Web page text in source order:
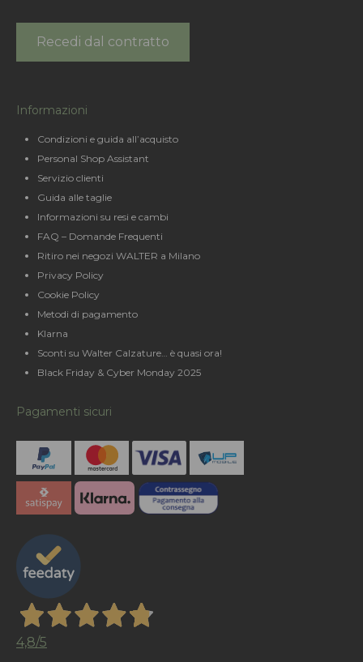
Recedi dal contratto
Informazioni
Condizioni e guida all’acquisto
Personal Shop Assistant
Servizio clienti
Guida alle taglie
Informazioni su resi e cambi
FAQ – Domande Frequenti
Ritiro nei negozi WALTER a Milano
Privacy Policy
Cookie Policy
Metodi di pagamento
Klarna
Sconti su Walter Calzature… è quasi ora!
Black Friday & Cyber Monday 2025
Pagamenti sicuri
4,8/5